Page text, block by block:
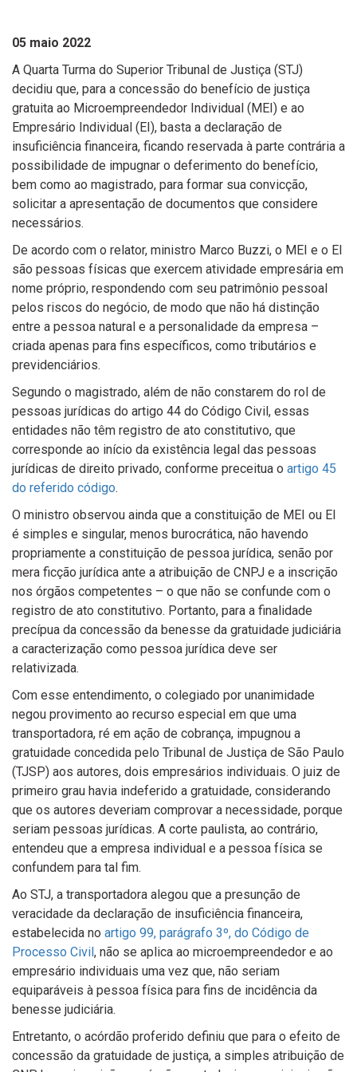
05 maio 2022
A Quarta Turma do Superior Tribunal de Justiça (STJ)
decidiu que, para a concessão do benefício de justiça
gratuita ao Microempreendedor Individual (MEI) e ao
Empresário Individual (EI), basta a declaração de
insuficiência financeira, ficando reservada à parte contrária a
possibilidade de impugnar o deferimento do benefício,
bem como ao magistrado, para formar sua convicção,
solicitar a apresentação de documentos que considere
necessários.
De acordo com o relator, ministro Marco Buzzi, o MEI e o EI
são pessoas físicas que exercem atividade empresária em
nome próprio, respondendo com seu patrimônio pessoal
pelos riscos do negócio, de modo que não há distinção
entre a pessoa natural e a personalidade da empresa –
criada apenas para fins específicos, como tributários e
previdenciários.
Segundo o magistrado, além de não constarem do rol de
pessoas jurídicas do artigo 44 do Código Civil, essas
entidades não têm registro de ato constitutivo, que
corresponde ao início da existência legal das pessoas
jurídicas de direito privado, conforme preceitua o artigo 45
do referido código.
O ministro observou ainda que a constituição de MEI ou EI
é simples e singular, menos burocrática, não havendo
propriamente a constituição de pessoa jurídica, senão por
mera ficção jurídica ante a atribuição de CNPJ e a inscrição
nos órgãos competentes – o que não se confunde com o
registro de ato constitutivo. Portanto, para a finalidade
precípua da concessão da benesse da gratuidade judiciária
a caracterização como pessoa jurídica deve ser
relativizada.
Com esse entendimento, o colegiado por unanimidade
negou provimento ao recurso especial em que uma
transportadora, ré em ação de cobrança, impugnou a
gratuidade concedida pelo Tribunal de Justiça de São Paulo
(TJSP) aos autores, dois empresários individuais. O juiz de
primeiro grau havia indeferido a gratuidade, considerando
que os autores deveriam comprovar a necessidade, porque
seriam pessoas jurídicas. A corte paulista, ao contrário,
entendeu que a empresa individual e a pessoa física se
confundem para tal fim.
Ao STJ, a transportadora alegou que a presunção de
veracidade da declaração de insuficiência financeira,
estabelecida no artigo 99, parágrafo 3º, do Código de
Processo Civil, não se aplica ao microempreendedor e ao
empresário individuais uma vez que, não seriam
equiparáveis à pessoa física para fins de incidência da
benesse judiciária.
Entretanto, o acórdão proferido definiu que para o efeito de
concessão da gratuidade de justiça, a simples atribuição de